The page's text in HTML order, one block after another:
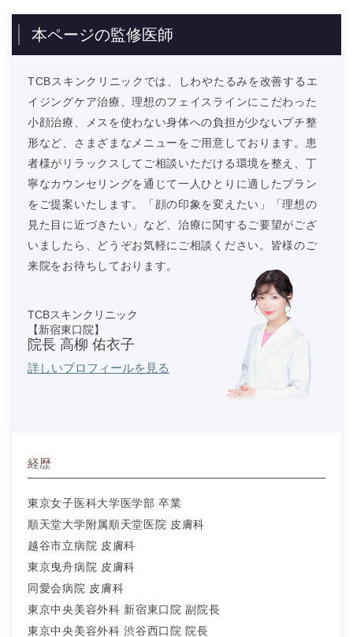
本ページの監修医師
TCBスキンクリニックでは、しわやたるみを改善するエ
イジングケア治療、理想のフェイスラインにこだわった
小顔治療、メスを使わない身体への負担が少ないプチ整
形など、さまざまなメニューをご用意しております。患
者様がリラックスしてご相談いただける環境を整え、丁
寧なカウンセリングを通じて一人ひとりに適したプラン
をご提案いたします。「顔の印象を変えたい」「理想の
見た目に近づきたい」など、治療に関するご要望がござ
いましたら、どうぞお気軽にご相談ください。皆様のご
来院をお待ちしております。
TCBスキンクリニック
【新宿東口院】
院長 高柳 佑衣子
詳しいプロフィールを見る
経歴
東京女子医科大学医学部 卒業
順天堂大学附属順天堂医院 皮膚科
越谷市立病院 皮膚科
東京曳舟病院 皮膚科
同愛会病院 皮膚科
東京中央美容外科 新宿東口院 副院長
東京中央美容外科 渋谷西口院 院長